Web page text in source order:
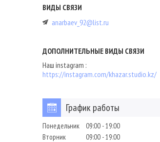
anarbaev_92@list.ru
Наш instagram
https://instagram.com/khazar.studio.kz/
График работы
Понедельник 09:00 19:00
Вторник
09:00 19:00